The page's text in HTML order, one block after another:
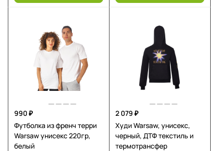
990 ₽
Футболка из френч терри
Warsaw унисекс 220гр,
белый
2 079 ₽
Худи Warsaw, унисекс,
черный, ДТФ текстиль и
термотрансфер